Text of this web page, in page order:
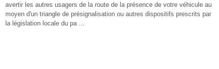
avertir les autres usagers de la route de la présence de votre véhicule au
moyen d'un triangle de présignalisation ou autres dispositifs prescrits par
la législation locale du pa ...